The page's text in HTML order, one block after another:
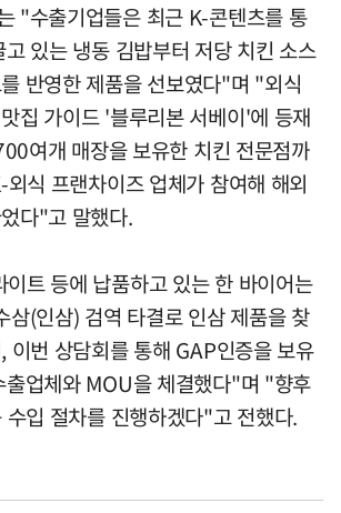
"수출기업들은 최근 K-콘텐츠를 통
있는 냉동 김밥부터 저당 치킨 소스
반영한 제품을 선보였다"며 "외식
집 가이드 '블루리본 서베이'에 등재
여개 매장을 보유한 치킨 전문점까
식 프랜차이즈 업체가 참여해 해외
다"고 말했다.
트 등에 납품하고 있는 한 바이어는
삼(인삼) 검역 타결로 인삼 제품을 찾
이번 상담회를 통해 GAP인증을 보유
출업체와 MOU을 체결했다"며 "향후
입 절차를 진행하겠다"고 전했다.